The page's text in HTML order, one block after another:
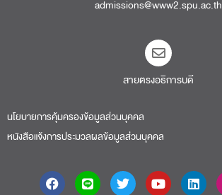
admissions@www2.spu.ac.th
สายตรงอธิการบดี​
นโยบายการคุ้มครองข้อมูลส่วนบุคคล
หนังสือแจ้งการประมวลผลข้อมูลส่วนบุคคล